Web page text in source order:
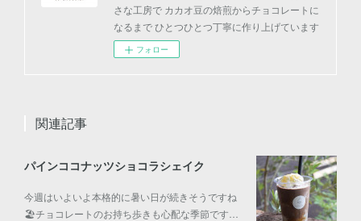
さな工房で カカオ豆の焙煎からチョコレートに
なるまで ひとつひとつ丁寧に作り上げています
フォロー
関連記事
パインココナッツショコラシェイク
今週はいよいよ本格的に暑い日が続きそうですね
🏖️チョコレートのお持ち歩きも心配な季節です…